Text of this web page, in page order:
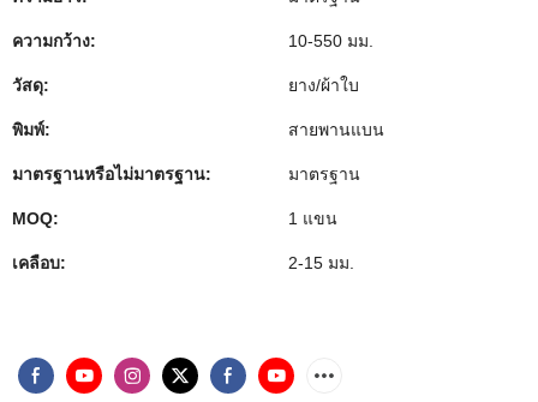
ความกว้าง: 10-550 มม.
วัสดุ: ยาง/ผ้าใบ
พิมพ์: สายพานแบน
มาตรฐานหรือไม่มาตรฐาน: มาตรฐาน
MOQ: 1 แขน
เคลือบ: 2-15 มม.